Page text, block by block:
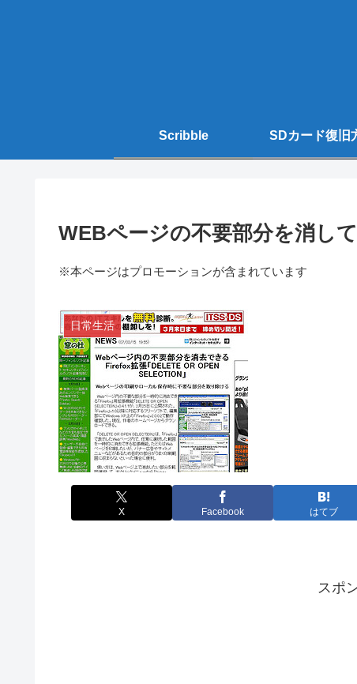
Scribble SDカード復旧
WEBページの不要部分を消し
※本ページはプロモーションが含まれています
日常生活
X Facebook はてブ
スポ